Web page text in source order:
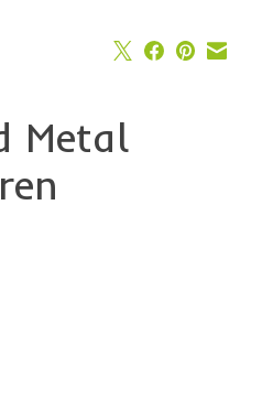
Metal